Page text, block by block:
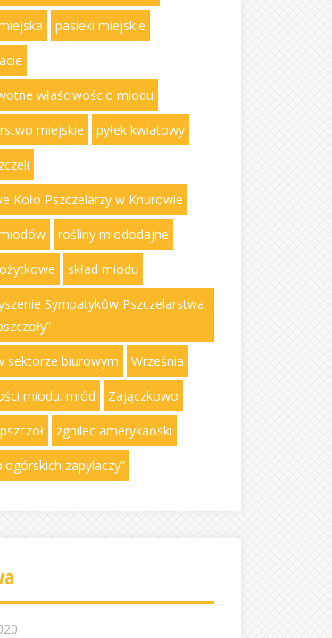
pasieki miejskie
właściwościo miodu
miejskie pyłek kwiatowy
Koło Pszczelarzy w Knurowie
rośliny miododajne
skład miodu
Sympatyków Pszczelarstwa
sektorze biurowym Września
miodu. miód Zajączkowo
zgnilec amerykański
zapylaczy”